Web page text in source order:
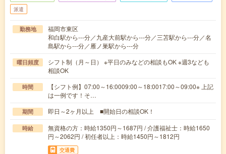
派遣
勤務地
福岡市東区
和白駅から---分／九産大前駅から---分／三苫駅から---分／名
島駅から---分／雁ノ巣駅から---分
曜日頻度
シフト制（月～日） ※平日のみなどの相談もOK ※週3なども
相談OK
時間
【シフト例】07:00～16:0009:00～18:0017:00～09:00※ 上記
は一例です！そ…
期間 即日～2ヶ月以上 ■開始日の相談OK！
時給
無資格の方：時給1350円～1687円 / 介護福祉士：時給1650
円～2062円 / 初任者以上：時給1450円～1812円
交通費